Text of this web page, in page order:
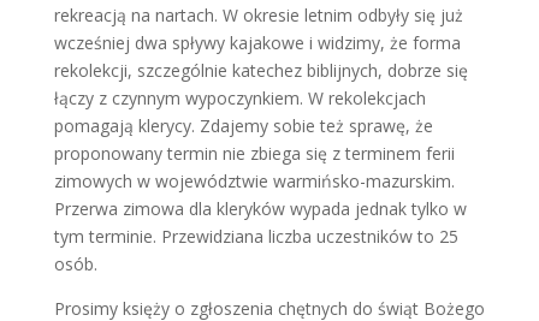
rekreacją na nartach. W okresie letnim odbyły się już
wcześniej dwa spływy kajakowe i widzimy, że forma
rekolekcji, szczególnie katechez biblijnych, dobrze się
łączy z czynnym wypoczynkiem. W rekolekcjach
pomagają klerycy. Zdajemy sobie też sprawę, że
proponowany termin nie zbiega się z terminem ferii
zimowych w województwie warmińsko-mazurskim.
Przerwa zimowa dla kleryków wypada jednak tylko w
tym terminie. Przewidziana liczba uczestników to 25
osób.
Prosimy księży o zgłoszenia chętnych do świąt Bożego